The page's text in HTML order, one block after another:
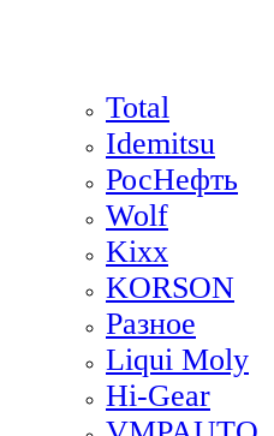
Total
Idemitsu
РосНефть
Wolf
Kixx
KORSON
Разное
Liqui Moly
Hi-Gear